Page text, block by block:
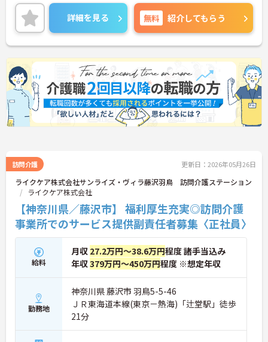
詳細を見る 無料 紹介してもらう
訪問介護 更新日：2026年05月26日
ライクケア株式会社サンライズ・ヴィラ藤沢羽鳥 訪問介護ステーション
ライクケア株式会社
【神奈川県／藤沢市】 福利厚生充実◎訪問介護
事業所でのサービス提供副責任者募集〈正社員〉
給料
月収 27.2万円～38.6万円程度 諸手当込み
年収379万円～450万円程度 ※想定年収
勤務地
神奈川県 藤沢市 羽鳥5-5-46
ＪＲ東海道本線(東京－熱海)「辻堂駅」徒歩
21分